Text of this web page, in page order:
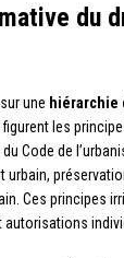
du
une hiérarchie
les
Code de
urbain,
Ces principes